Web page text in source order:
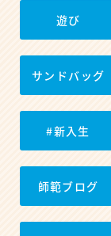
遊び
サンドバッグ
#新入生
師範ブログ